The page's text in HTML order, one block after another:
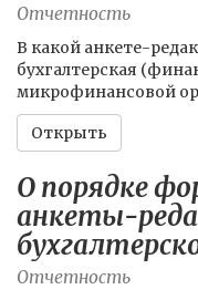
Отчетность
В какой анкете-
бухгалтерская
микрофинансовой
Открыть
О порядке
анкеты-
Отчетность